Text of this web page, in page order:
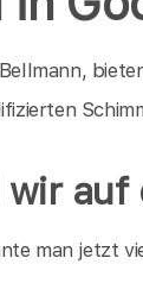
auf
man jetzt